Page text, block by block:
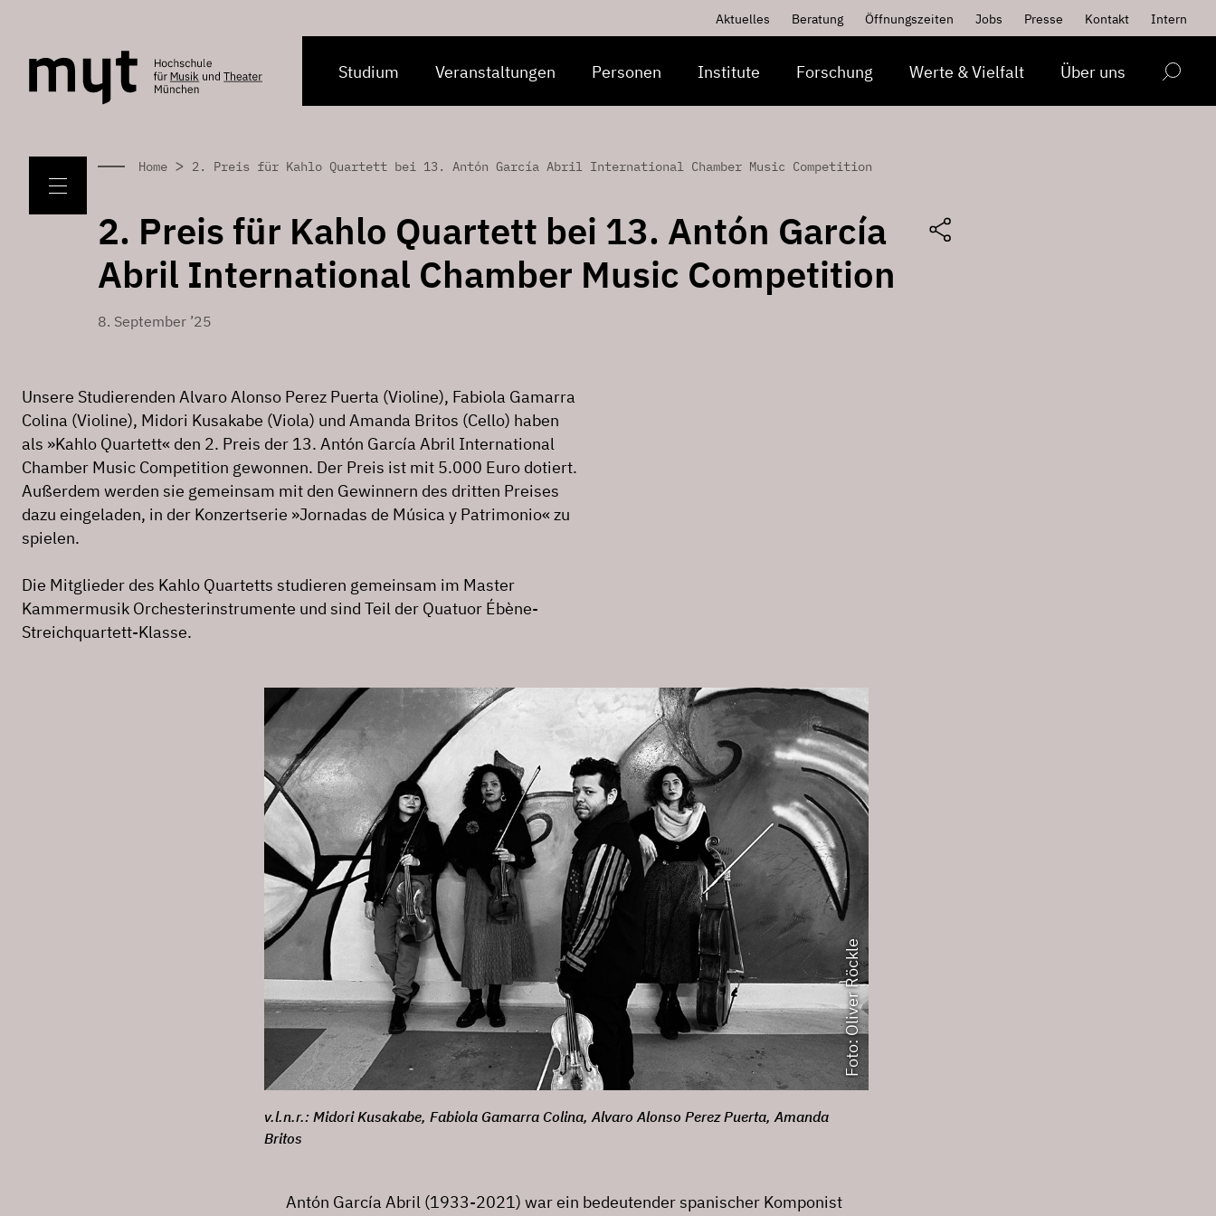
Aktuelles Beratung Öffnungszeiten Jobs Presse Kontakt Intern
Studium Veranstaltungen Personen Institute Forschung Werte & Vielfalt Über uns
Home > 2. Preis für Kahlo Quartett bei 13. Antón García Abril International Chamber Music Competition
2. Preis für Kahlo Quartett bei 13. Antón García
Abril International Chamber Music Competition
8. September ’25
Unsere Studierenden Alvaro Alonso Perez Puerta (Violine), Fabiola Gamarra
Colina (Violine), Midori Kusakabe (Viola) und Amanda Britos (Cello) haben
als »Kahlo Quartett« den 2. Preis der 13. Antón García Abril International
Chamber Music Competition gewonnen. Der Preis ist mit 5.000 Euro dotiert.
Außerdem werden sie gemeinsam mit den Gewinnern des dritten Preises
dazu eingeladen, in der Konzertserie »Jornadas de Música y Patrimonio« zu
spielen.
Die Mitglieder des Kahlo Quartetts studieren gemeinsam im Master
Kammermusik Orchesterinstrumente und sind Teil der Quatuor Ébène-
Streichquartett-Klasse.
Foto: Oliver Röckle
v.l.n.r.: Midori Kusakabe, Fabiola Gamarra Colina, Alvaro Alonso Perez Puerta, Amanda
Britos
Antón García Abril (1933-2021) war ein bedeutender spanischer Komponist